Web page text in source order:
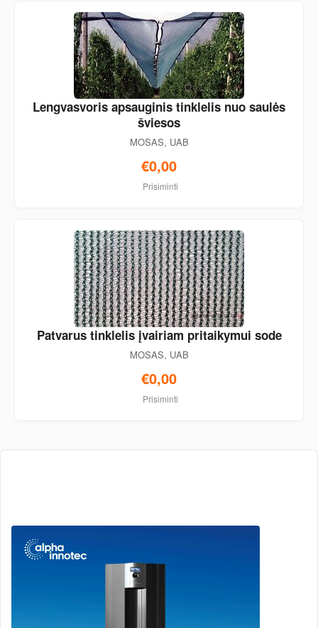
Lengvasvoris apsauginis tinklelis nuo saulės
šviesos
MOSAS, UAB
€0,00
Prisiminti
Patvarus tinklelis įvairiam pritaikymui sode
MOSAS, UAB
€0,00
Prisiminti